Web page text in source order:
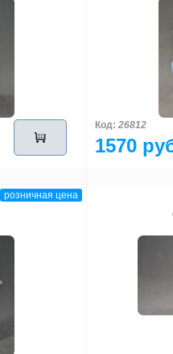
Код: 26812
1570
розничная цена